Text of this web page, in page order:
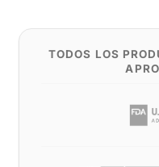
TODOS LOS